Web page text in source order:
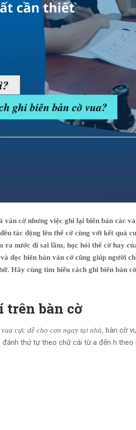
ván cờ nhưng việc ghi lại biên bản các
tác động lên thế cờ cùng với kết quả
ra nước đi sai lầm, học hỏi thế cờ hay
đọc biên bản ván cờ cũng giúp người
Hãy cùng tìm hiểu cách ghi biên bản
trên bàn cờ
cực dễ cho con ngay tại nhà, bàn cờ
thứ tự theo chữ cái từ a đến h